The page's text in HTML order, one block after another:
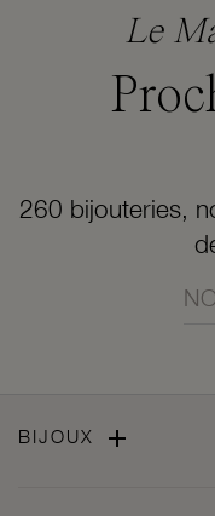
Le
260 bijouteries,
BIJOUX 